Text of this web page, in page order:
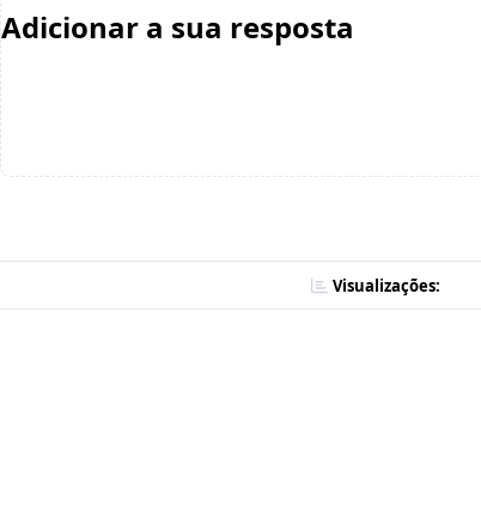
Adicionar a sua resposta
Visualizações: